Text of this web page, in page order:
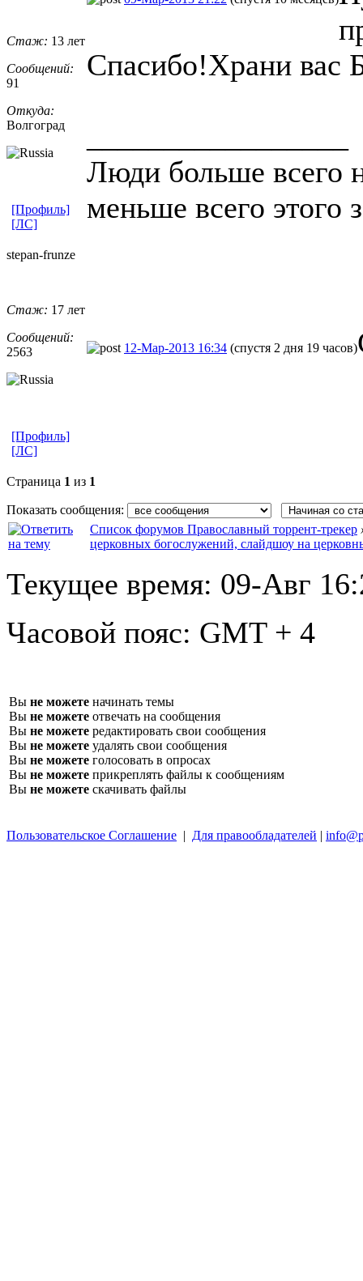
Стаж: 13 лет
Сообщений:
91
Откуда:
Волгоград
Спасибо!Храни вас
Люди больше всего
меньше всего этого
[Профиль]
[ЛС]
stepan-frunz​e
Стаж: 17 лет
Сообщений:
2563
12-Мар-2013 16:34 (спустя 2 дня 19 часов)
[Профиль]
[ЛС]
Страница 1 из 1
Показать сообщения:
Список форумов Православный торрент-трекер
церковных богослужений, слайдшоу на
Текущее время: 09-Авг
Часовой пояс: GMT + 4
Вы не можете начинать темы
Вы не можете отвечать на сообщения
Вы не можете редактировать свои сообщения
Вы не можете удалять свои сообщения
Вы не можете голосовать в опросах
Вы не можете прикреплять файлы к сообщениям
Вы не можете скачивать файлы
Пользовательское Соглашение | Для правообладателей |